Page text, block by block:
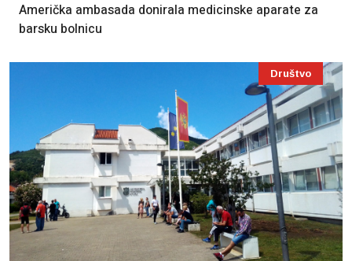
Američka ambasada donirala medicinske aparate za
barsku bolnicu
Društvo